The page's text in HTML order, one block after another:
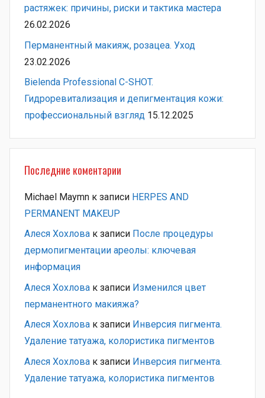
растяжек: причины, риски и тактика мастера
26.02.2026
Перманентный макияж, розацеа. Уход
23.02.2026
Bielenda Professional C-SHOT.
Гидроревитализация и депигментация кожи:
профессиональный взгляд 15.12.2025
Последние коментарии
Michael Maymn к записи HERPES AND
PERMANENT MAKEUP
Алеся Хохлова к записи После процедуры
дермопигментации ареолы: ключевая
информация
Алеся Хохлова к записи Изменился цвет
перманентного макияжа?
Алеся Хохлова к записи Инверсия пигмента.
Удаление татуажа, колористика пигментов
Алеся Хохлова к записи Инверсия пигмента.
Удаление татуажа, колористика пигментов